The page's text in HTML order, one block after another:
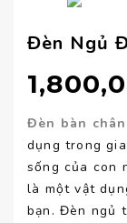
Đèn Ngủ
Đèn bàn
dụng trong
sống của con
là một vật
bạn. Đèn ngủ